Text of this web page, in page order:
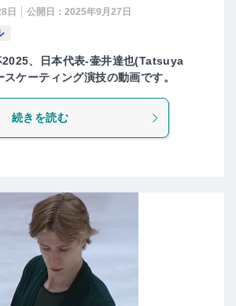
日 公開日： 2025年9月27日
2025、日本代表-壷井達也(Tatsuya
ケーティング演技の動画です。
続きを読む